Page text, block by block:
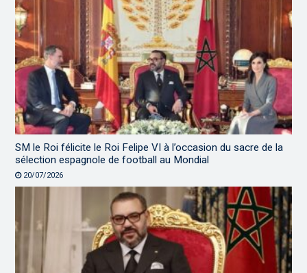
SM le Roi félicite le Roi Felipe VI à l’occasion du sacre de la
sélection espagnole de football au Mondial
20/07/2026